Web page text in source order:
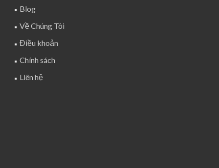
Blog
Về Chúng Tôi
Điều khoản
Chính sách
Liên hệ